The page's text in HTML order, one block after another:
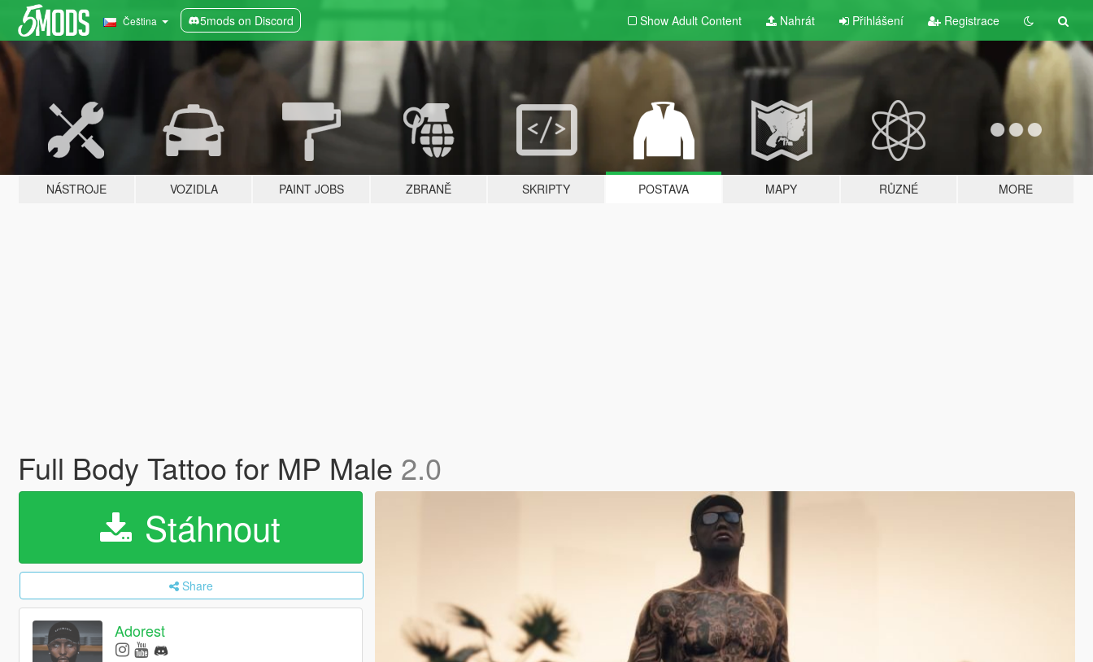
Čeština 5mods on Discord Show Adult Content Nahrát Přihlášení Registrace
NÁSTROJE VOZIDLA PAINT JOBS ZBRANĚ SKRIPTY POSTAVA MAPY RŮZNÉ MORE
Full Body Tattoo for MP Male 2.0
Stáhnout
Share
Adorest